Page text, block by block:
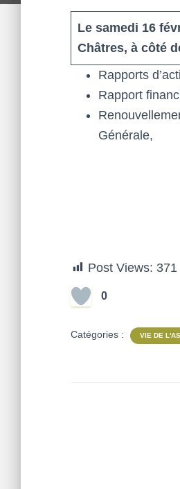
Le samedi 16
Châtres, à côté
Rapports
Rapport
Générale,
Post Views: 371
0
Catégories : VIE DE